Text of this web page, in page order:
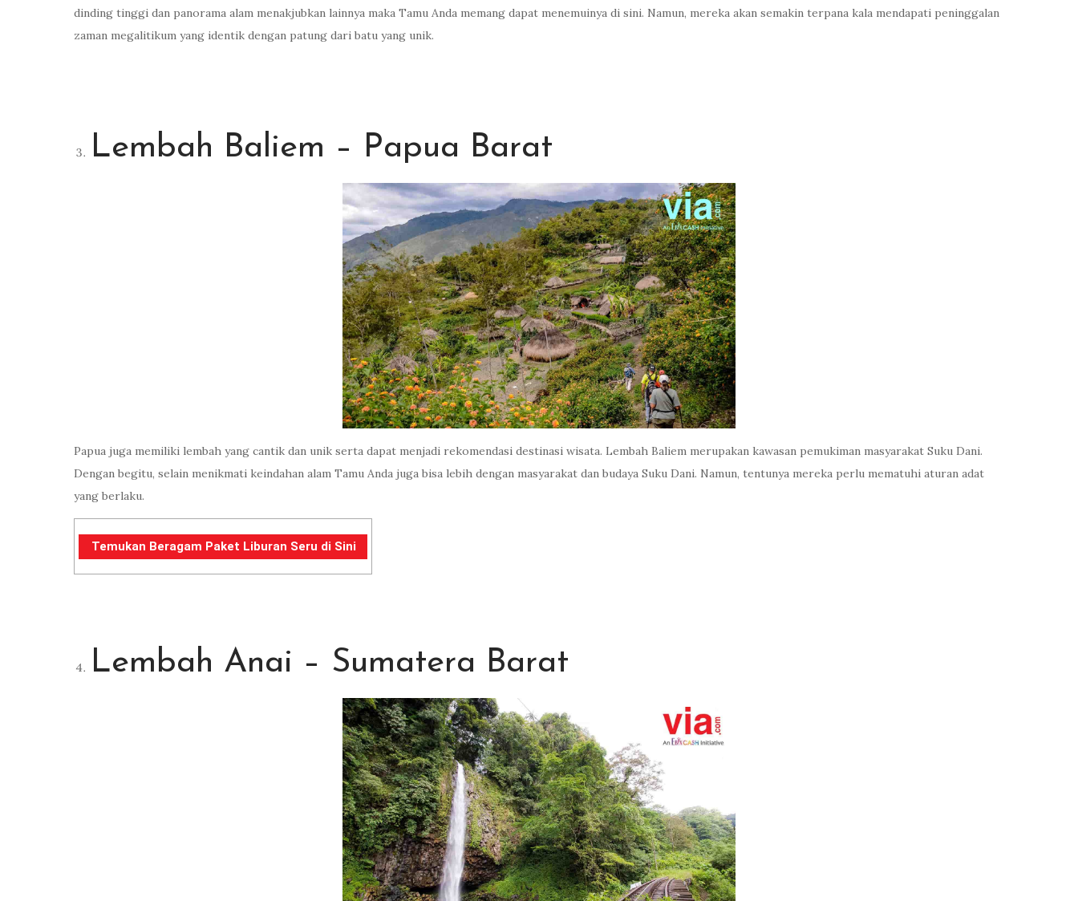
dinding tinggi dan panorama alam menakjubkan lainnya maka Tamu Anda memang dapat menemuinya di sini. Namun, mereka akan semakin terpana kala mendapati peninggalan
zaman megalitikum yang identik dengan patung dari batu yang unik.
Lembah Baliem – Papua Barat
Papua juga memiliki lembah yang cantik dan unik serta dapat menjadi rekomendasi destinasi wisata. Lembah Baliem merupakan kawasan pemukiman masyarakat Suku Dani.
Dengan begitu, selain menikmati keindahan alam Tamu Anda juga bisa lebih dengan masyarakat dan budaya Suku Dani. Namun, tentunya mereka perlu mematuhi aturan adat
yang berlaku.
Temukan Beragam Paket Liburan Seru di Sini
Lembah Anai – Sumatera Barat